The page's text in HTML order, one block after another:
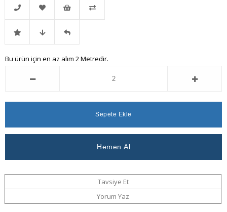
Telefonla
Sipariş
Favorilere
Ekle
İstek
Listeme
İndirimli Fiyat
Ver
Gelince
Bu ürün için en az alım 2 Metredir.
Tavsiye Et
Yorum Yaz